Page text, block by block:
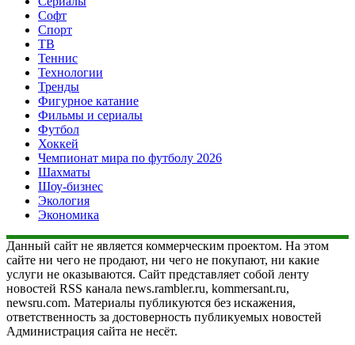
Софт
Спорт
ТВ
Теннис
Технологии
Тренды
Фигурное катание
Фильмы и сериалы
Футбол
Хоккей
Чемпионат мира по футболу 2026
Шахматы
Шоу-бизнес
Экология
Экономика
Данный сайт не является коммерческим проектом. На этом
сайте ни чего не продают, ни чего не покупают, ни какие
услуги не оказываются. Сайт представляет собой ленту
новостей RSS канала news.rambler.ru, kommersant.ru,
newsru.com. Материалы публикуются без искажения,
ответственность за достоверность публикуемых новостей
Администрация сайта не несёт.